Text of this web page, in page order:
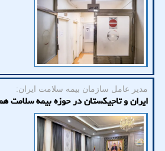
مدیر عامل سازمان بیمه سلامت ایران:
ایران و تاجیکستان در حوزه بیمه سلامت